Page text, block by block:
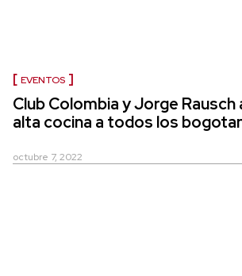
EVENTOS
Club Colombia y Jorge Rausch
alta cocina a todos los
octubre 7, 2022